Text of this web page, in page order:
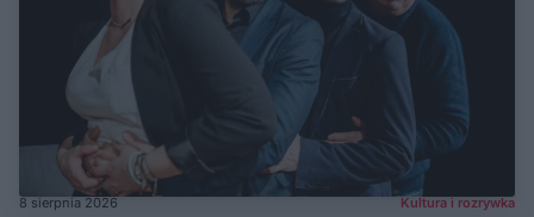
8 sierpnia 2026 Kultura i rozrywka